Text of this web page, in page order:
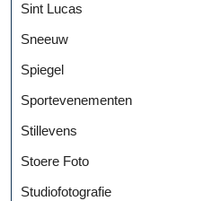
Sint Lucas
Sneeuw
Spiegel
Sportevenementen
Stillevens
Stoere Foto
Studiofotografie